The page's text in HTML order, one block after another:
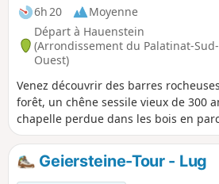
6h 20
Moyenne
Départ à Hauenstein
(Arrondissement du Palatinat-Sud-
Ouest)
Venez découvrir des barres
forêt, un chêne sessile vieux de 300
chapelle perdue dans les bois en
cordonnier de Hauenstein, la ville de
Geiersteine-Tour - Lug